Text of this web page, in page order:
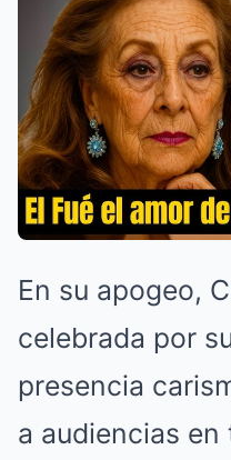
En su apogeo,
celebrada por
presencia
a audiencias en